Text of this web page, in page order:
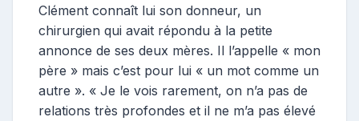
Clément connaît lui son donneur, un
chirurgien qui avait répondu à la petite
annonce de ses deux mères. Il l’appelle « mon
père » mais c’est pour lui « un mot comme un
autre ». « Je le vois rarement, on n’a pas de
relations très profondes et il ne m’a pas élevé